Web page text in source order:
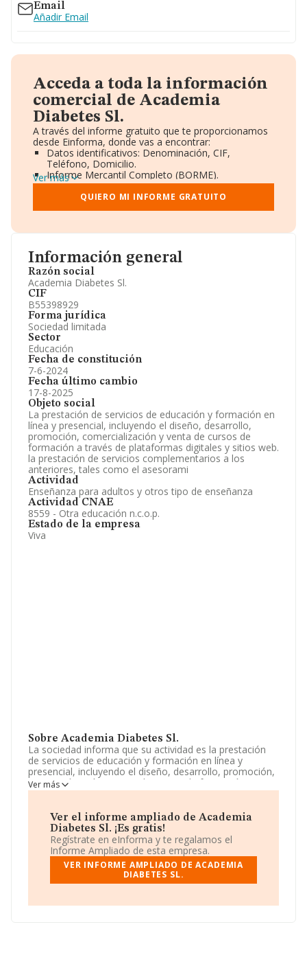
Información general
Razón social
Academia Diabetes Sl.
CIF
B55398929
Forma jurídica
Sociedad limitada
Sector
Educación
Fecha de constitución
7-6-2024
Fecha último cambio
17-8-2025
Objeto social
La prestación de servicios de educación y formación en
línea y presencial, incluyendo el diseño, desarrollo,
promoción, comercialización y venta de cursos de
formación a través de plataformas digitales y sitios web.
la prestación de servicios complementarios a los
anteriores, tales como el asesorami
Actividad
Enseñanza para adultos y otros tipo de enseñanza
Actividad CNAE
8559 - Otra educación n.c.o.p.
Estado de la empresa
Viva
Sobre Academia Diabetes Sl.
La sociedad informa que su actividad es la prestación
de servicios de educación y formación en línea y
presencial, incluyendo el diseño, desarrollo, promoción,
comercialización y venta de cursos de formación a
través de plataformas digitales y sitios web. la
anteriores, tales como el asesorami. La empresa
aparece inscrita en el Registro Mercantil como Sociedad
Limitada. Tiene CNAE: 8559 - 'Otra educación n.c.o.p.'.
La sociedad no tiene actividad en mercados exteriores.
La empresa españolaAcademia Diabetes S.L, NIF
B55398929, se encuentra en Calle Creu Roja núm. 1 Bl 6
Ver más
Ver el informe ampliado de Academia
Diabetes Sl. ¡Es gratis!
Regístrate en eInforma y te regalamos el
Informe Ampliado de esta empresa.
VER INFORME AMPLIADO DE ACADEMIA
DIABETES SL.
Email
Añadir Email
Acceda a toda la información
comercial de Academia
Diabetes Sl.
A través del informe gratuito que te proporcionamos
desde Einforma, donde vas a encontrar:
Datos identificativos: Denominación, CIF,
Teléfono, Domicilio.
Informe Mercantil Completo (BORME).
Gráficos de Evolución Ventas y Empleados.
Consejo de Administración y Administradores.
Directivos y Ejecutivos.
Información oficial y registral complementaria.
Ver más
QUIERO MI INFORME GRATUITO